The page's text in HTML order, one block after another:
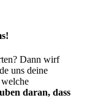
Dann wirf
uns deine
daran, dass